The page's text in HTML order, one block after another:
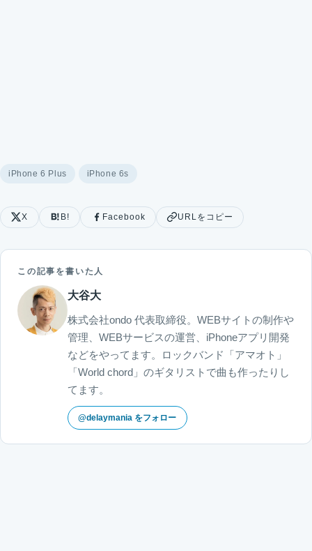
iPhone 6 Plus iPhone 6s
X B! Facebook URLをコピー
この記事を書いた人
大谷大
株式会社ondo 代表取締役。WEBサイトの制作や
管理、WEBサービスの運営、iPhoneアプリ開発
などをやってます。ロックバンド「アマオト」
「World chord」のギタリストで曲も作ったりし
てます。
@delaymania をフォロー